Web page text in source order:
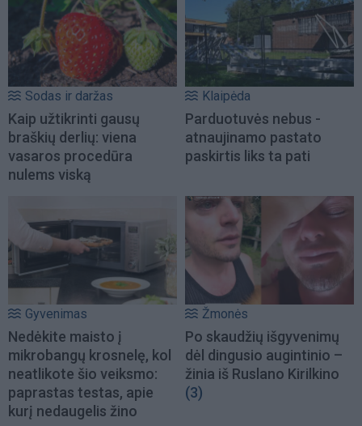
Sodas ir daržas
Kaip užtikrinti gausų
braškių derlių: viena
vasaros procedūra
nulems viską
Klaipėda
Parduotuvės nebus -
atnaujinamo pastato
paskirtis liks ta pati
Gyvenimas
Nedėkite maisto į
mikrobangų krosnelę, kol
neatlikote šio veiksmo:
paprastas testas, apie
kurį nedaugelis žino
Žmonės
Po skaudžių išgyvenimų
dėl dingusio augintinio –
žinia iš Ruslano Kirilkino
(3)